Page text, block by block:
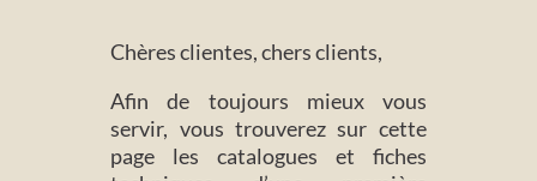
Chères clientes, chers clients,
Afin de toujours mieux vous
servir, vous trouverez sur cette
page les catalogues et fiches